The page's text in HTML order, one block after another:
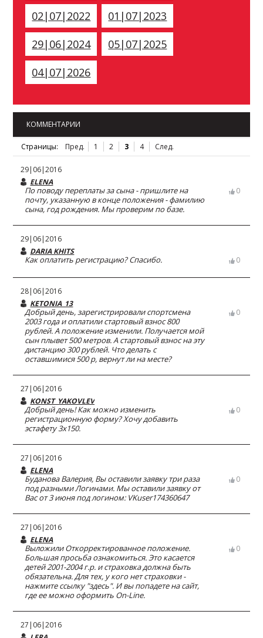
02|07|2022
01|07|2023
29|06|2024
05|07|2025
04|07|2026
КОММЕНТАРИИ
Страницы: Пред. 1 2 3 4 След.
29|06|2016
ELENA
По поводу переплаты за сына - пришлите на
почту, указанную в конце положения - фамилию
сына, год рождения. Мы проверим по базе.
0
29|06|2016
DARIA KHITS
Как оплатить регистрацию? Спасибо. 0
28|06|2016
KETONIA_13
Добрый день, зарегистрировали спортсмена
2003 года и оплатили стартовый взнос 800
рублей. А положение изменили. Получается мой
сын плывет 500 метров. А стартовый взнос на эту
дистанцию 300 рублей. Что делать с
оставшимися 500 р, вернут ли на месте?
0
27|06|2016
KONST_YAKOVLEV
Добрый день! Как можно изменить
регистрационную форму? Хочу добавить
эстафету 3х150.
0
27|06|2016
ELENA
Буданова Валерия, Вы оставили заявку три раза
под разными Логинами. Мы оставили заявку от
Вас от 3 июня под логином: VKuser174360647
0
27|06|2016
ELENA
Выложили Откорректированное положение.
Большая просьба ознакомиться. Это касается
детей 2001-2004 г.р. и страховка должна быть
обязательна. Для тех, у кого нет страховки -
нажмите ссылку "здесь". И вы попадете на сайт,
где ее можно оформить On-Line.
0
27|06|2016